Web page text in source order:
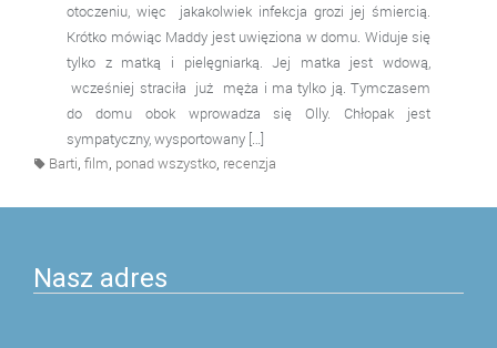
otoczeniu, więc jakakolwiek infekcja grozi jej śmiercią.
Krótko mówiąc Maddy jest uwięziona w domu. Widuje się
tylko z matką i pielęgniarką. Jej matka jest wdową,
wcześniej straciła już męża i ma tylko ją. Tymczasem
do domu obok wprowadza się Olly. Chłopak jest
sympatyczny, wysportowany […]
Barti, film, ponad wszystko, recenzja
Nasz adres